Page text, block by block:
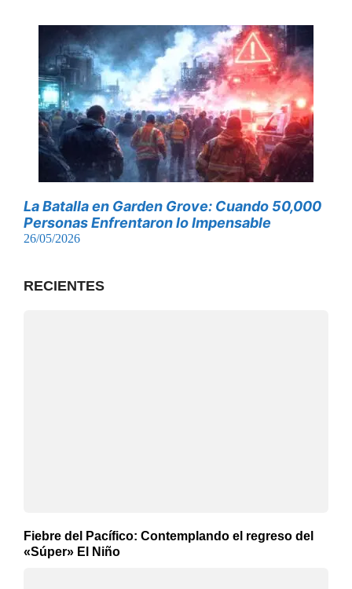
La Batalla en Garden Grove: Cuando 50,000
Personas Enfrentaron lo Impensable
26/05/2026
RECIENTES
Fiebre del Pacífico: Contemplando el regreso del
«Súper» El Niño